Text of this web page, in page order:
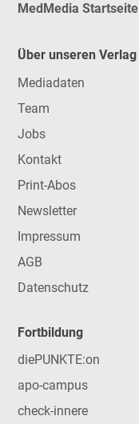
MedMedia Startseite
Über unseren Verlag
Mediadaten
Team
Jobs
Kontakt
Print-Abos
Newsletter
Impressum
AGB
Datenschutz
Fortbildung
diePUNKTE:on
apo-campus
check-innere